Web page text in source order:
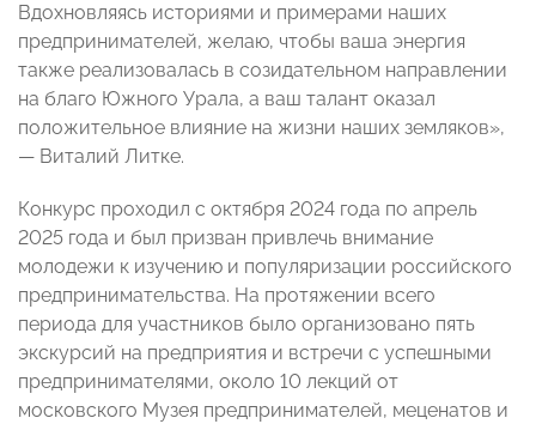
Вдохновляясь историями и примерами наших
предпринимателей, желаю, чтобы ваша энергия
также реализовалась в созидательном направлении
на благо Южного Урала, а ваш талант оказал
положительное влияние на жизни наших земляков»,
— Виталий Литке.
Конкурс проходил с октября 2024 года по апрель
2025 года и был призван привлечь внимание
молодежи к изучению и популяризации российского
предпринимательства. На протяжении всего
периода для участников было организовано пять
экскурсий на предприятия и встречи с успешными
предпринимателями, около 10 лекций от
московского Музея предпринимателей, меценатов и